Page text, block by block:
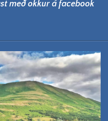
með okkur á facebook